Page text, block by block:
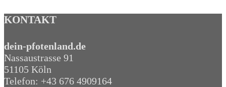
KONTAKT
dein-pfotenland.de
Nassaustrasse 91
51105 Köln
Telefon: +43 676 4909164‬